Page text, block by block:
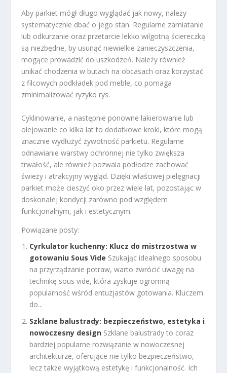
Aby parkiet mógł długo wyglądać jak nowy, należy
systematycznie dbać o jego stan. Regularne zamiatanie
lub odkurzanie oraz przetarcie lekko wilgotną ściereczką
są niezbędne, by usunąć niewielkie zanieczyszczenia,
mogące prowadzić do uszkodzeń. Należy również
unikać chodzenia w butach na obcasach oraz korzystać
z filcowych podkładek pod meble, co pomaga
zminimalizować ryzyko rys.
Cyklinowanie, a następnie ponowne lakierowanie lub
olejowanie co kilka lat to dodatkowe kroki, które mogą
znacznie wydłużyć żywotność parkietu. Regularne
odnawianie warstwy ochronnej nie tylko zwiększa
trwałość, ale również pozwala podłodze zachować
świeży i atrakcyjny wygląd. Dzięki właściwej pielęgnacji
parkiet może cieszyć oko przez wiele lat, pozostając w
doskonałej kondycji zarówno pod względem
funkcjonalnym, jak i estetycznym.
Powiązane posty:
Cyrkulator kuchenny: Klucz do mistrzostwa w
gotowaniu Sous Vide Szukając idealnego sposobu
na przyrządzanie potraw, warto zwrócić uwagę na
technikę sous vide, która zyskuje ogromną
popularność wśród entuzjastów gotowania. Kluczem
do...
Szklane balustrady: bezpieczeństwo, estetyka i
nowoczesny design Szklane balustrady to coraz
bardziej popularne rozwiązanie w nowoczesnej
architekturze, oferujące nie tylko bezpieczeństwo,
lecz także wyjątkową estetykę i funkcjonalność. Ich